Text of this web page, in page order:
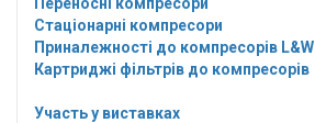
Стаціонарні компресори
Приналежності до компресорів L&W
Картриджі фільтрів до компресорів
Участь у виставках